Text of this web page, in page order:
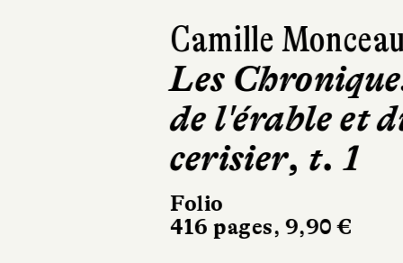
Camille
Les
de l'érable et
cerisier, t. 1
Folio
416 pages, 9,90 €